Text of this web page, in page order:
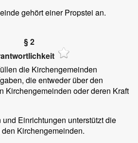
gehört einer Propstei an.
§ 2
die Kirchengemeinden
die entweder über den
Kirchengemeinden oder deren Kraft
und Einrichtungen unterstützt die
Kirchengemeinden.